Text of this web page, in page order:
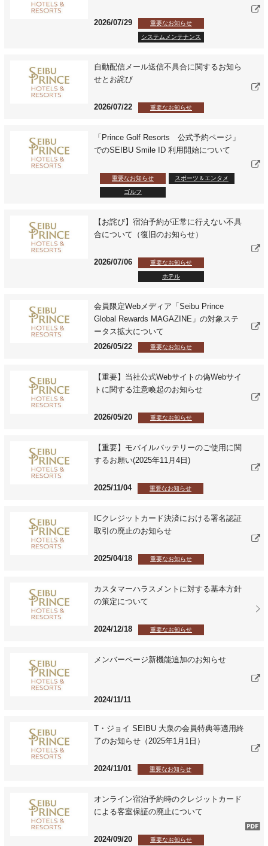
2026/07/29 重要なお知らせ
システムメンテナンス
自動配信メール送信不具合に関するお知ら
せとお詫び
2026/07/22 重要なお知らせ
「Prince Golf Resorts 公式予約ページ」
でのSEIBU Smile ID 利用開始について
重要なお知らせ スポーツ＆エンタメ
ゴルフ
【お詫び】宿泊予約が正常に行えない不具
合について（復旧のお知らせ）
2026/07/06 重要なお知らせ
ホテル
会員限定Webメディア「Seibu Prince
Global Rewards MAGAZINE」の対象ステ
ータス拡大について
2026/05/22
重要なお知らせ
【重要】当社公式Webサイトの偽Webサイ
トに関する注意喚起のお知らせ
2026/05/20 重要なお知らせ
【重要】モバイルバッテリーのご使用に関
するお願い(2025年11月4日)
2025/11/04 重要なお知らせ
ICクレジットカード決済における署名認証
取引の廃止のお知らせ
2025/04/18 重要なお知らせ
カスタマーハラスメントに対する基本方針
の策定について
2024/12/18 重要なお知らせ
メンバーページ新機能追加のお知らせ
2024/11/11
T・ジョイ SEIBU 大泉の会員特典等適用終
了のお知らせ（2025年1月1日）
2024/11/01 重要なお知らせ
オンライン宿泊予約時のクレジットカード
による客室保証の廃止について
2024/09/20 重要なお知らせ